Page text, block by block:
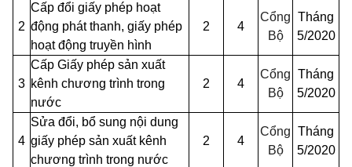
2
Cấp đổi giấy phép hoạt
động phát thanh, giấy phép
hoạt động truyền hình
2 4
Cổng
Bộ
Tháng
5/2020
3
Cấp Giấy phép sản xuất
kênh chương trình trong
nước
2 4
Cổng
Bộ
Tháng
5/2020
4
Sửa đổi, bổ sung nội dung
giấy phép sản xuất kênh
chương trình trong nước
2 4
Cổng
Bộ
Tháng
5/2020